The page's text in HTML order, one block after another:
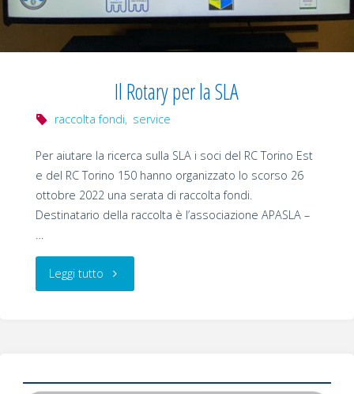
Il Rotary per la SLA
raccolta fondi, service
Per aiutare la ricerca sulla SLA i soci del RC Torino Est
e del RC Torino 150 hanno organizzato lo scorso 26
ottobre 2022 una serata di raccolta fondi.
Destinatario della raccolta è l’associazione APASLA –
…
Leggi tutto